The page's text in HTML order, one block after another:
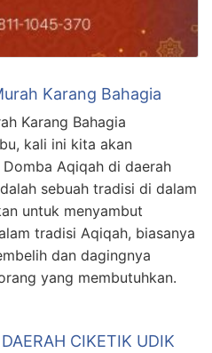
Karang Bahagia
Karang Bahagia
kali ini kita akan
Aqiqah di daerah
sebuah tradisi di dalam
untuk menyambut
tradisi Aqiqah, biasanya
dan dagingnya
yang membutuhkan.
CIKETIK UDIK